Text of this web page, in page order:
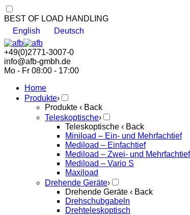
BEST OF LOAD HANDLING
English
Deutsch
+49(0)2771-3007-0
info@afb-gmbh.de
Mo - Fr 08:00 - 17:00
Home
Produkte›
Produkte ‹ Back
Teleskoptische›
Teleskoptische ‹ Back
Miniload – Ein- und Mehrfachtief
Mediload – Einfachtief
Mediload – Zwei- und Mehrfachtief
Mediload – Vario S
Maxiload
Drehende Geräte›
Drehende Geräte ‹ Back
Drehschubgabeln
Drehteleskoptisch